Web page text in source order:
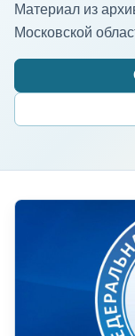
Материал из
Московской